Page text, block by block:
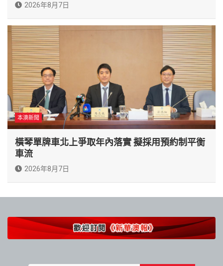
2026年8月7日
本澳新聞
橫琴單牌車北上爭取年內落實 擬採用預約制平衡
車流
2026年8月7日